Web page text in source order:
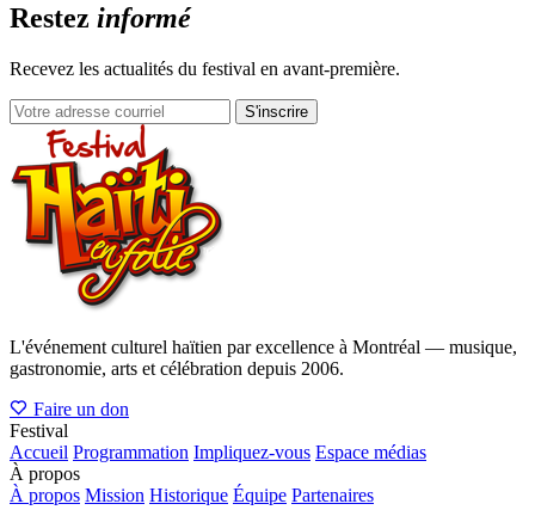
Restez informé
Recevez les actualités du festival en avant-première.
S'inscrire
L'événement culturel haïtien par excellence à Montréal — musique,
gastronomie, arts et célébration depuis 2006.
Faire un don
Festival
Accueil Programmation Impliquez-vous Espace médias
À propos
À propos Mission Historique Équipe Partenaires